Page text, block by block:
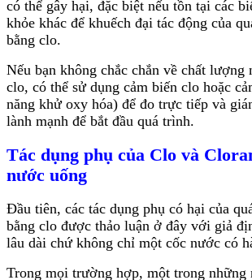
có thể gây hại, đặc biệt nếu tồn tại các
khỏe khác để khuếch đại tác động của
bằng clo.
Nếu bạn không chắc chắn về chất lượng
clo, có thể sử dụng cảm biến clo hoặc
năng khử oxy hóa) để đo trực tiếp và
lành mạnh để bắt đầu quá trình.
Tác dụng phụ của Clo và
nước uống
Đầu tiên, các tác dụng phụ có hại của
bằng clo được thảo luận ở đây với giả
lâu dài chứ không chỉ một cốc nước có
Trong mọi trường hợp, một trong những